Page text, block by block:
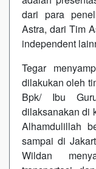
dari para
Astra, dari Tim
independent
Tegar
dilakukan oleh
Bpk/ Ibu
dilaksanakan di
Alhamdulillah
sampai di
Wildan